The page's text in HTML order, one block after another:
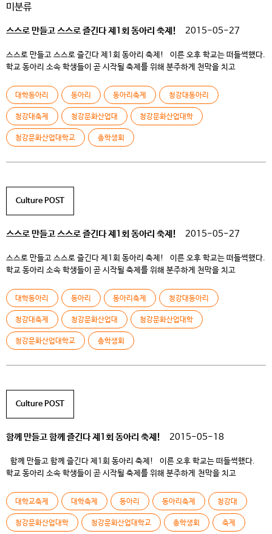
미분류
스스로 만들고 스스로 즐긴다 제1회 동아리 축제! 2015-05-27
스스로 만들고 스스로 즐긴다 제1회 동아리 축제! 이른 오후 학교는 떠들썩했다.
학교 동아리 소속 학생들이 곧 시작될 축제를 위해 분주하게 천막을 치고
학생들의 거동이 불편할 정도였다. 천막은 바람이 세게 불 때마다 날아가고 그럴
때 마다 학생들은 천막을 부여잡고 끈으로 묶어 고정시키기를 수십번 반복했다.
[…]
대학동아리 동아리 동아리축제 청강대동아리
청강대축제 청강문화산업대 청강문화산업대학
청강문화산업대학교 총학생회
Culture POST
스스로 만들고 스스로 즐긴다 제1회 동아리 축제! 2015-05-27
스스로 만들고 스스로 즐긴다 제1회 동아리 축제! 이른 오후 학교는 떠들썩했다.
학교 동아리 소속 학생들이 곧 시작될 축제를 위해 분주하게 천막을 치고
학생들의 거동이 불편할 정도였다. 천막은 바람이 세게 불 때마다 날아가고 그럴
때 마다 학생들은 천막을 부여잡고 끈으로 묶어 고정시키기를 수십번 반복했다.
[…]
대학동아리 동아리 동아리축제 청강대동아리
청강대축제 청강문화산업대 청강문화산업대학
청강문화산업대학교 총학생회
Culture POST
함께 만들고 함께 즐긴다 제1회 동아리 축제! 2015-05-18
함께 만들고 함께 즐긴다 제1회 동아리 축제! 이른 오후 학교는 떠들썩했다.
학교 동아리 소속 학생들이 곧 시작될 축제를 위해 분주하게 천막을 치고
학생들의 거동이 불편할 정도였다. 천막은 바람이 세게 불 때마다 날아가고 그럴
때 마다 학생들은 천막을 부여잡고 끈으로 묶어 고정시키기를 수십번 반복했다.
그 사이 거친 […]
대학교축제 대학축제 동아리 동아리축제 청강대
청강문화산업대학 청강문화산업대학교 총학생회 축제